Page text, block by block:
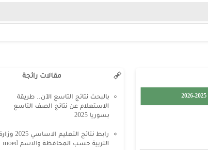
مقالات رائجة
بالبحث نتائج التاسع الآن.. طريقة
الاستعلام عن نتائج الصف التاسع
بسوريا 2025
رابط نتائج التعليم الاساسي 2025 وزارة
التربية حسب المحافظة والاسم moed